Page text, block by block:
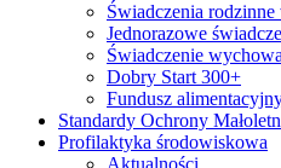
Świadczenia
Jednorazowe
Świadczenie
Dobry Start 300+
Fundusz
Standardy Ochrony
Profilaktyka środowiskowa
Aktualności